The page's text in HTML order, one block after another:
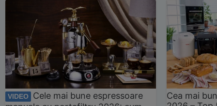
VIDEO
Cele mai bune espressoare
Cea mai